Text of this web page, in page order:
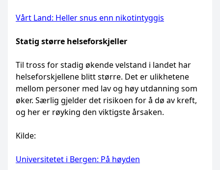
Vårt Land: Heller snus enn nikotintyggis
Statig større helseforskjeller
Til tross for stadig økende velstand i landet har
helseforskjellene blitt større. Det er ulikhetene
mellom personer med lav og høy utdanning som
øker. Særlig gjelder det risikoen for å dø av kreft,
og her er røyking den viktigste årsaken.
Kilde:
Universitetet i Bergen: På høyden